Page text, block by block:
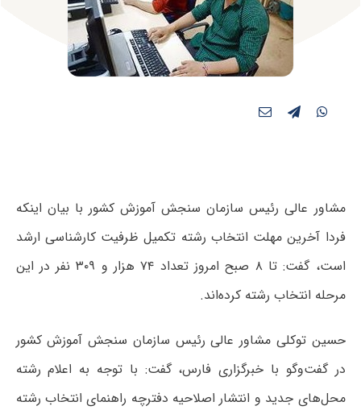
مشاور عالی رئیس سازمان سنجش آموزش کشور با بیان اینکه
فردا آخرین مهلت انتخاب رشته تکمیل ظرفیت کارشناسی ارشد
است، گفت: تا ۸ صبح امروز تعداد ۷۴ هزار و ۳۰۹ نفر در این
مرحله انتخاب رشته کرده‌اند.
حسین توکلی مشاور عالی رئیس سازمان سنجش آموزش کشور
در گفت‌وگو با خبرگزاری فارس، گفت: با توجه به اعلام رشته
محل‌های جدید و انتشار اصلاحیه دفترچه راهنمای انتخاب رشته